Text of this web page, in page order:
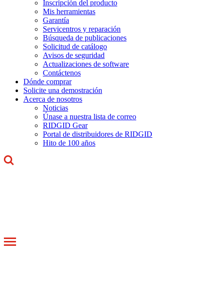
Inscripción del producto
Mis herramientas
Garantía
Servicentros y reparación
Búsqueda de publicaciones
Solicitud de catálogo
Avisos de seguridad
Actualizaciones de software
Contáctenos
Dónde comprar
Solicite una demostración
Acerca de nosotros
Noticias
Únase a nuestra lista de correo
RIDGID Gear
Portal de distribuidores de RIDGID
Hito de 100 años
Toggle